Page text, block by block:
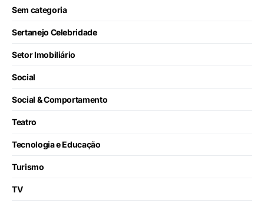
Sem categoria
Sertanejo Celebridade
Setor Imobiliário
Social
Social & Comportamento
Teatro
Tecnologia e Educação
Turismo
TV